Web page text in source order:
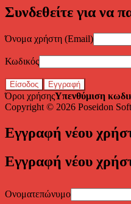
Συνδεθείτε για να
Όνομα χρήστη (Email)
Κωδικός
Είσοδος Εγγραφή
Όροι χρήσηςΥπενθύμιση
Copyright © 2026 Poseidon
Εγγραφή νέου
Εγγραφή νέου
Ονοματεπώνυμο